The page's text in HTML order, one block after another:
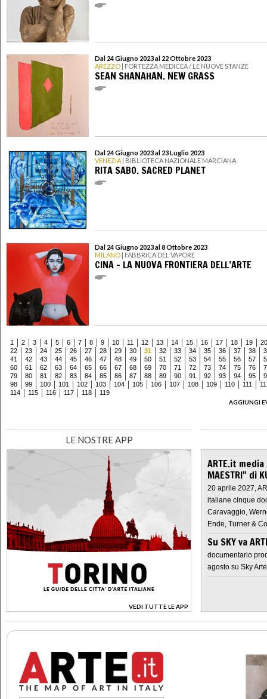
Dal 24 Giugno 2023 al 22 Ottobre 2023
AREZZO | FORTEZZA MEDICEA / LE NUOVE STANZE
SEAN SHANAHAN. NEW GRASS
Dal 24 Giugno 2023 al 23 Luglio 2023
VENEZIA | BIBLIOTECA NAZIONALE MARCIANA
RITA SABO. SACRED PLANET
Dal 24 Giugno 2023 al 8 Ottobre 2023
MILANO | FABBRICA DEL VAPORE
CINA – LA NUOVA FRONTIERA DELL’ARTE
1 2 3 4 5 6 7 8 9 10 11 12 13 14 15 16 17 18 19
20
22
23 24 25 26 27 28 29 30 31 32 33 34 35 36 37 38
41
42 43 44 45 46 47 48 49 50 51 52 53 54 55 56 57
60
61 62 63 64 65 66 67 68 69 70 71 72 73 74 75 76
79
80 81 82 83 84 85 86 87 88 89 90 91 92 93 94 95
98
99 100 101 102 103 104 105 106 107 108 109 110 111
114
115 116 117 118
119
AGGIUNGI
LE NOSTRE APP
VEDI TUTTE LE APP
>
ARTE.it
MAESTRI" di
20 aprile 2027,
italiane cinque
Caravaggio,
Ende, Turner &
Su SKY va
documentario
agosto su Sky Arte